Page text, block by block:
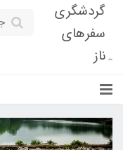
گردشگری
سفرهای
ناز